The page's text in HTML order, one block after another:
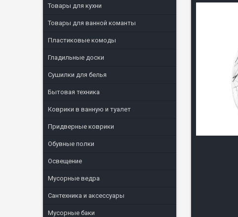
Товары для кухни
Товары для ванной команты
Пластиковые комоды
Гладильные доски
Сушилки для белья
Бытовая техника
Коврики в ванную и туалет
Придверные коврики
Обувные полки
Освещение
Мусорные ведра
Сантехника и аксессуары
Мусорные баки